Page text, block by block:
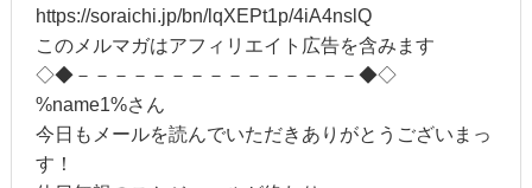
https://soraichi.jp/bn/lqXEPt1p/4iA4nslQ
このメルマガはアフィリエイト広告を含みます
◇◆－－－－－－－－－－－－－－－◆◇
%name1%さん
今日もメールを読んでいただきありがとうございまっ
す！